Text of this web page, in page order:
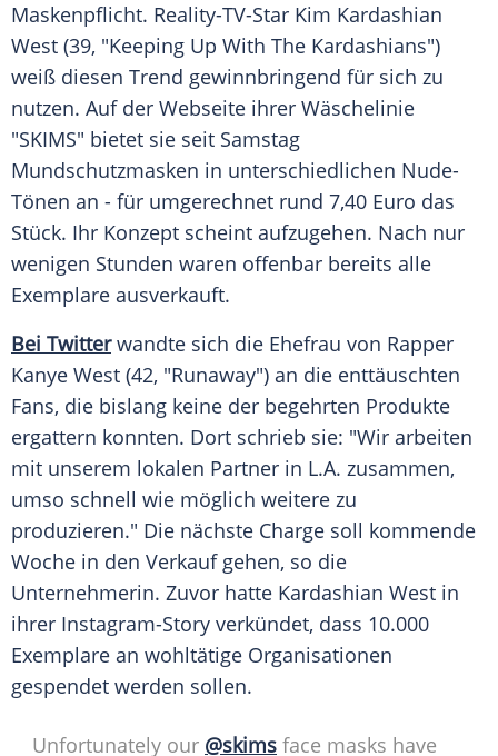
Maskenpflicht. Reality-TV-Star Kim Kardashian
West (39, "Keeping Up With The Kardashians")
weiß diesen Trend gewinnbringend für sich zu
nutzen. Auf der Webseite ihrer Wäschelinie
"SKIMS" bietet sie seit Samstag
Mundschutzmasken in unterschiedlichen Nude-
Tönen an - für umgerechnet rund 7,40 Euro das
Stück. Ihr Konzept scheint aufzugehen. Nach nur
wenigen Stunden waren offenbar bereits alle
Exemplare ausverkauft.
Bei Twitterwandte sich die Ehefrau von Rapper
Kanye West (42, "Runaway") an die enttäuschten
Fans, die bislang keine der begehrten Produkte
ergattern konnten. Dort schrieb sie: "Wir arbeiten
mit unserem lokalen Partner in L.A. zusammen,
umso schnell wie möglich weitere zu
produzieren." Die nächste Charge soll kommende
Woche in den Verkauf gehen, so die
Unternehmerin. Zuvor hatte Kardashian West in
ihrer Instagram-Story verkündet, dass 10.000
Exemplare an wohltätige Organisationen
gespendet werden sollen.
Unfortunately our @skims face masks have